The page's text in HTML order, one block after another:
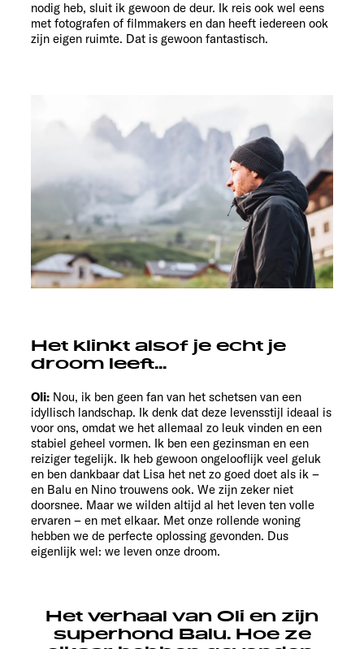
nodig heb, sluit ik gewoon de deur. Ik reis ook wel eens
met fotografen of filmmakers en dan heeft iedereen ook
zijn eigen ruimte. Dat is gewoon fantastisch.
Het klinkt alsof je echt je
droom leeft...
Oli: Nou, ik ben geen fan van het schetsen van een
idyllisch landschap. Ik denk dat deze levensstijl ideaal is
voor ons, omdat we het allemaal zo leuk vinden en een
stabiel geheel vormen. Ik ben een gezinsman en een
reiziger tegelijk. Ik heb gewoon ongelooflijk veel geluk
en ben dankbaar dat Lisa het net zo goed doet als ik –
en Balu en Nino trouwens ook. We zijn zeker niet
doorsnee. Maar we wilden altijd al het leven ten volle
ervaren – en met elkaar. Met onze rollende woning
hebben we de perfecte oplossing gevonden. Dus
eigenlijk wel: we leven onze droom.
Het verhaal van Oli en zijn
superhond Balu. Hoe ze